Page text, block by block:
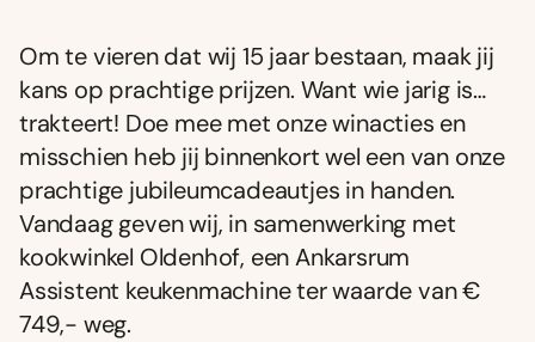
Om te vieren dat wij 15 jaar bestaan, maak jij
kans op prachtige prijzen. Want wie jarig is…
trakteert! Doe mee met onze winacties en
misschien heb jij binnenkort wel een van onze
prachtige jubileumcadeautjes in handen.
Vandaag geven wij, in samenwerking met
kookwinkel Oldenhof, een Ankarsrum
Assistent keukenmachine ter waarde van €
749,- weg.